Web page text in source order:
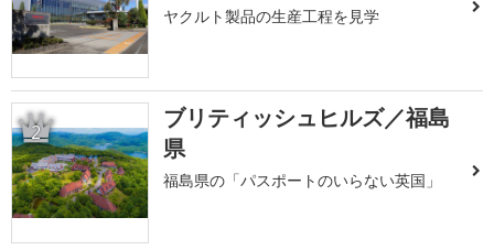
ヤクルト製品の生産工程を見学
2
ブリティッシュヒルズ／福島
県
福島県の「パスポートのいらない英国」